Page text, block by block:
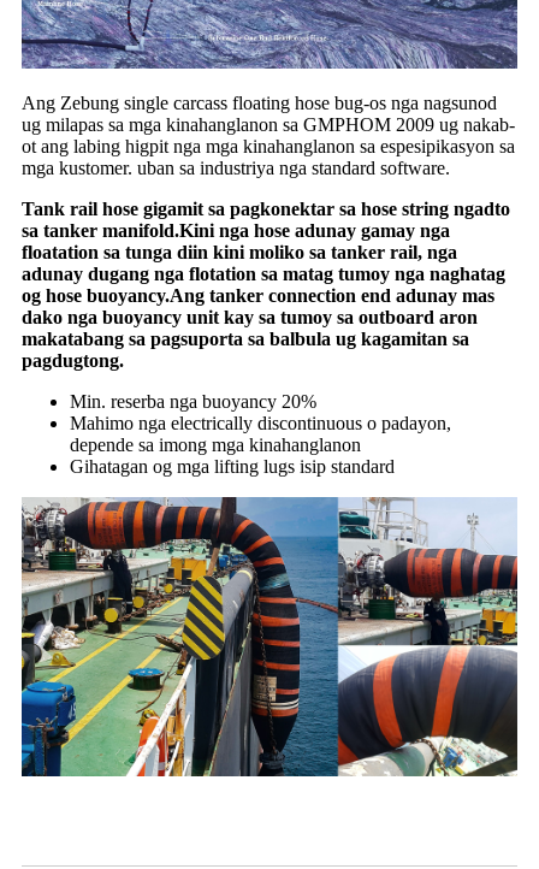
Ang Zebung single carcass floating hose bug-os nga nagsunod
ug milapas sa mga kinahanglanon sa GMPHOM 2009 ug nakab-
ot ang labing higpit nga mga kinahanglanon sa espesipikasyon sa
mga kustomer. uban sa industriya nga standard software.
Tank rail hose gigamit sa pagkonektar sa hose string ngadto
sa tanker manifold.Kini nga hose adunay gamay nga
floatation sa tunga diin kini moliko sa tanker rail, nga
adunay dugang nga flotation sa matag tumoy nga naghatag
og hose buoyancy.Ang tanker connection end adunay mas
dako nga buoyancy unit kay sa tumoy sa outboard aron
makatabang sa pagsuporta sa balbula ug kagamitan sa
pagdugtong.
Min. reserba nga buoyancy 20%
Mahimo nga electrically discontinuous o padayon,
depende sa imong mga kinahanglanon
Gihatagan og mga lifting lugs isip standard